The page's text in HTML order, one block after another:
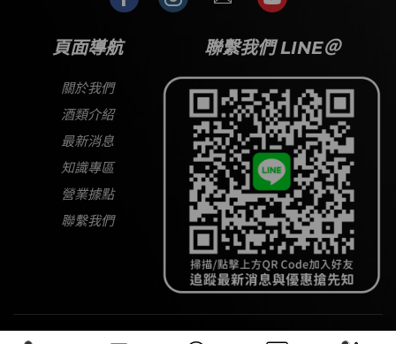
頁面導航
關於我們
酒類介紹
最新消息
知識專區
營業據點
聯繫我們
聯繫我們 LINE＠